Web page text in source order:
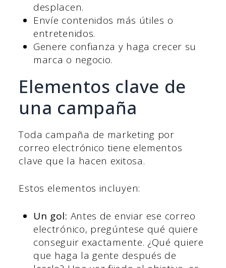
desplacen.
Envíe contenidos más útiles o
entretenidos.
Genere confianza y haga crecer su
marca o negocio.
Elementos clave de
una campaña
Toda campaña de marketing por
correo electrónico tiene elementos
clave que la hacen exitosa.
Estos elementos incluyen:
Un gol: Antes de enviar ese correo
electrónico, pregúntese qué quiere
conseguir exactamente. ¿Qué quiere
que haga la gente después de